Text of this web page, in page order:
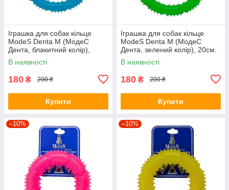
Іграшка для собак кільце
ModeS Denta M (МодеС
Дента, блакитний колір),
20см.
В наявності
180 ₴ 200 ₴
Купити
Іграшка для собак кільце
ModeS Denta M (МодеС
Дента, зелений колір), 20см.
В наявності
180 ₴ 200 ₴
Купити
–10% –10%